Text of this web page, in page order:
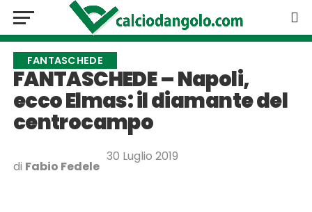
FANTASCHEDE
FANTASCHEDE – Napoli,
ecco Elmas: il diamante del
centrocampo
di Fabio Fedele
30 Luglio 2019